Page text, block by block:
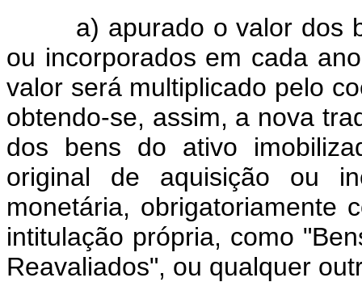
a) apurado o valor dos
ou incorporados em cada
valor será multiplicado pelo
obtendo-se, assim, a nova
dos bens do ativo
original de aquisição ou
monetária, obrigatoriamente
intitulação própria, como
Reavaliados", ou qualquer